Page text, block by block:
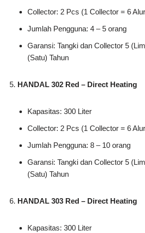
Collector: 2 Pcs (1 Collector = 6
Jumlah Pengguna: 4 – 5 orang
Garansi: Tangki dan Collector 5
(Satu) Tahun
HANDAL 302 Red – Direct Heating
Kapasitas: 300 Liter
Collector: 2 Pcs (1 Collector = 6
Jumlah Pengguna: 8 – 10 orang
Garansi: Tangki dan Collector 5
(Satu) Tahun
HANDAL 303 Red – Direct Heating
Kapasitas: 300 Liter